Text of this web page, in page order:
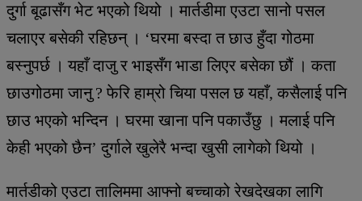
दुर्गा बूढासँग भेट भएको थियो । मार्तडीमा एउटा सानो पसल
चलाएर बसेकी रहिछन् । ‘घरमा बस्दा त छाउ हुँदा गोठमा
बस्नुपर्छ । यहाँ दाजु र भाइसँग भाडा लिएर बसेका छौं । कता
छाउगोठमा जानु ? फेरि हाम्रो चिया पसल छ यहाँ, कसैलाई पनि
छाउ भएको भन्दिन । घरमा खाना पनि पकाउँछु । मलाई पनि
केही भएको छैन’ दुर्गाले खुलेरै भन्दा खुसी लागेको थियो ।
मार्तडीको एउटा तालिममा आफ्नो बच्चाको रेखदेखका लागि